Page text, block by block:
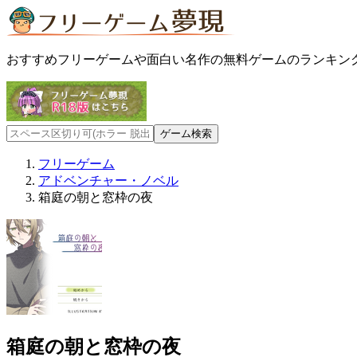
おすすめフリーゲームや面白い名作の無料ゲームのランキン
フリーゲーム
アドベンチャー・ノベル
箱庭の朝と窓枠の夜
箱庭の朝と窓枠の夜